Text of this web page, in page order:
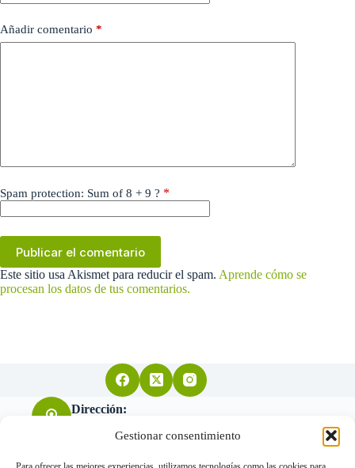
Gestionar consentimiento
Añadir comentario *
Spam protection: Sum of 8 + 9 ? *
Publicar el comentario
Este sitio usa Akismet para reducir el spam. Aprende cómo se
procesan los datos de tus comentarios.
Dirección: